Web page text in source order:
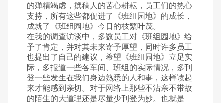
的殚精竭虑，撰稿人的苦心耕耘，员工们的热心
支持，所有这些都促进了《班组园地》的成长，
成就了《班组园地》今日的枝繁叶茂。
在我的调查访谈中，多数员工对《班组园地》给
予了肯定，并对其未来寄予厚望，同时许多员工
也提出了自己的建议，希望《班组园地》立足实
际，多报道一些各车间、班组的实际情况，多刊
登一些发生在我们身边熟悉的人和事，这样读起
来才能感到亲切。对于网络上那些不沾亲不带故
的陌生的大道理还是尽量少刊登为妙。也就是